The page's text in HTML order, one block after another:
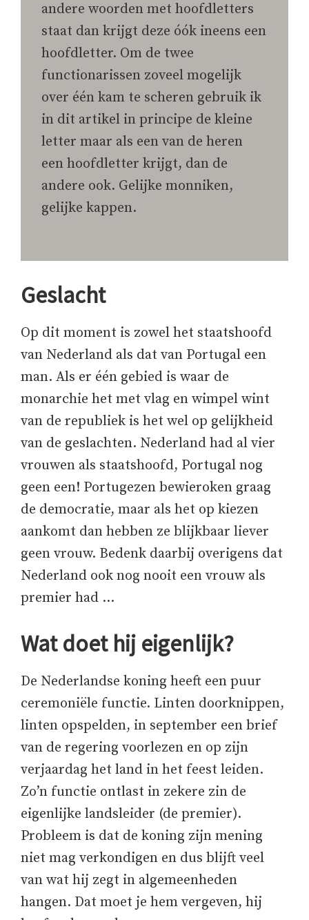
andere woorden met hoofdletters
staat dan krijgt deze óók ineens een
hoofdletter. Om de twee
functionarissen zoveel mogelijk
over één kam te scheren gebruik ik
in dit artikel in principe de kleine
letter maar als een van de heren
een hoofdletter krijgt, dan de
andere ook. Gelijke monniken,
gelijke kappen.
Geslacht
Op dit moment is zowel het staatshoofd
van Nederland als dat van Portugal een
man. Als er één gebied is waar de
monarchie het met vlag en wimpel wint
van de republiek is het wel op gelijkheid
van de geslachten. Nederland had al vier
vrouwen als staatshoofd, Portugal nog
geen een! Portugezen bewieroken graag
de democratie, maar als het op kiezen
aankomt dan hebben ze blijkbaar liever
geen vrouw. Bedenk daarbij overigens dat
Nederland ook nog nooit een vrouw als
premier had …
Wat doet hij eigenlijk?
De Nederlandse koning heeft een puur
ceremoniële functie. Linten doorknippen,
linten opspelden, in september een brief
van de regering voorlezen en op zijn
verjaardag het land in het feest leiden.
Zo’n functie ontlast in zekere zin de
eigenlijke landsleider (de premier).
Probleem is dat de koning zijn mening
niet mag verkondigen en dus blijft veel
van wat hij zegt in algemeenheden
hangen. Dat moet je hem vergeven, hij